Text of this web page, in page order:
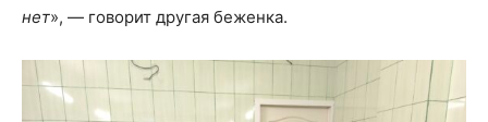
нет», — говорит другая беженка.